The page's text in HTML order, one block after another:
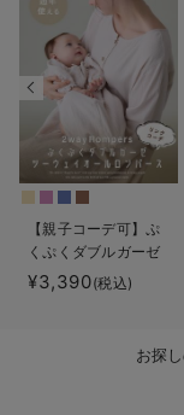
スタイ・よだれかけ（新
ベビー帽子（新生児・乳
新生児スリーパー・ベビ
ベビー リュック
ベビー 小物
哺乳瓶
赤ちゃん 洗剤・洗濯用品
赤ちゃん お風呂・ベビ
おむつ関連グッズ
親子セット
快適機能ウェア特集 ト
快適機能ウェア特集 ボ
快適機能ウェア特集 パ
erbaviva（エルバビー
安心の日本製。先輩ママが買ってよ
買って正解！高評価レ
【親子コーデ可】ぷ
くぷくダブルガーゼ
ツーウェイオール
（2wayオール） ロ
¥3,390(税込)
お探